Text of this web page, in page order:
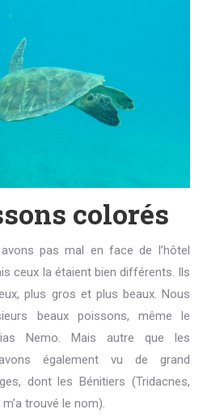
colorés
pas mal en face de l’hôtel
ceux la étaient bien différents. Ils
plus gros et plus beaux. Nous
beaux poissons, même le
Nemo. Mais autre que les
également vu de grand
dont les Bénitiers (Tridacnes,
trouvé le nom).